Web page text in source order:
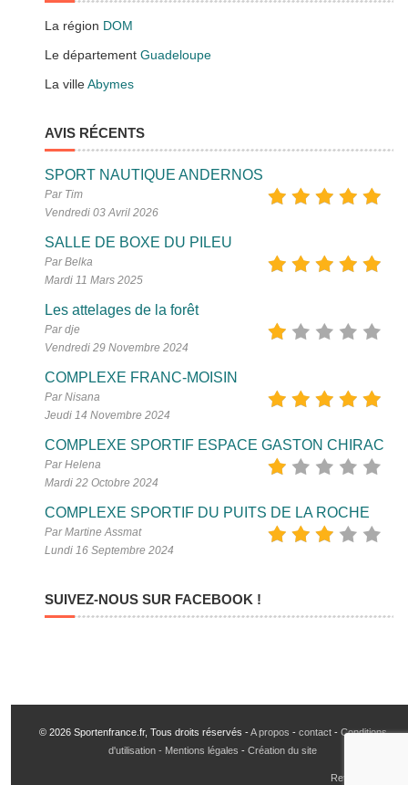
La région DOM
Le départementGuadeloupe
La villeAbymes
AVIS RÉCENTS
SPORT NAUTIQUE ANDERNOS
Par Tim
Vendredi 03 Avril 2026
SALLE DE BOXE DU PILEU
Par Belka
Mardi 11 Mars 2025
Les attelages de la forêt
Par dje
Vendredi 29 Novembre 2024
COMPLEXE FRANC-MOISIN
Par Nisana
Jeudi 14 Novembre 2024
COMPLEXE SPORTIF ESPACE GASTON CHIRAC
Par Helena
Mardi 22 Octobre 2024
COMPLEXE SPORTIF DU PUITS DE LA ROCHE
Par Martine Assmat
Lundi 16 Septembre 2024
SUIVEZ-NOUS SUR FACEBOOK !
© 2026 Sportenfrance.fr, Tous droits réservés -A propos - contact- Conditions
d'utilisation - Mentions légales - Création du site
Retour en haut